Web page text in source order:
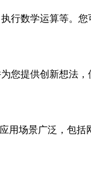
行数学运算等。
您提供创新想法
用场景广泛，包